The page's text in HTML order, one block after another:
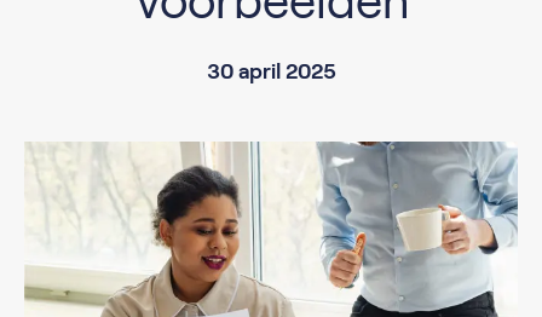
30 april 2025